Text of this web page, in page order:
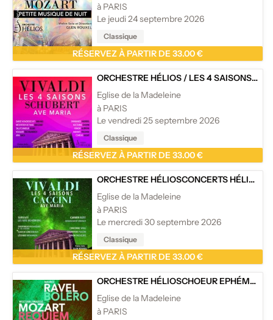
à PARIS
Le jeudi 24 septembre 2026
Classique
RÉSERVEZ À PARTIR DE 33.00 €
ORCHESTRE HÉLIOS /LES 4 SAISONS DE VIVALDI, AVE MARIA ET CÉLÈBRES ADAGIOS - EGLISE DE LA MADELEINE, PARIS
Eglise de la Madeleine
à PARIS
Le vendredi 25 septembre 2026
Classique
RÉSERVEZ À PARTIR DE 33.00 €
ORCHESTRE HÉLIOSCONCERTS HÉLIOS
Eglise de la Madeleine
à PARIS
Le mercredi 30 septembre 2026
Classique
RÉSERVEZ À PARTIR DE 33.00 €
ORCHESTRE HÉLIOSCHOEUR EPHÉMÈRE DE PARIS
Eglise de la Madeleine
à PARIS